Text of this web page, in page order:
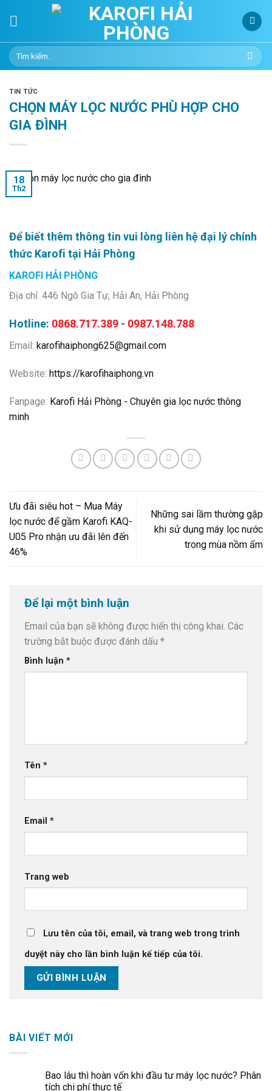
Tìm
kiếm:
TIN TỨC
CHỌN MÁY LỌC NƯỚC PHÙ HỢP CHO
GIA ĐÌNH
18
Th2
Để biết thêm thông tin vui lòng liên hệ đại lý chính
thức Karofi tại Hải Phòng
KAROFI HẢI PHÒNG
Địa chỉ: 446 Ngô Gia Tự, Hải An, Hải Phòng
Hotline: 0868.717.389 - 0987.148.788
Email: karofihaiphong625@gmail.com
Website: https://karofihaiphong.vn
Fanpage: Karofi Hải Phòng - Chuyên gia lọc nước thông
minh
Ưu đãi siêu hot – Mua Máy
lọc nước để gầm Karofi KAQ-
U05 Pro nhận ưu đãi lên đến
46%
Những sai lầm thường gặp
khi sử dụng máy lọc nước
trong mùa nồm ẩm
Để lại một bình luận
Email của bạn sẽ không được hiển thị công khai. Các
trường bắt buộc được đánh dấu *
Bình luận *
Tên *
Email *
Trang web
Lưu tên của tôi, email, và trang web trong trình
duyệt này cho lần bình luận kế tiếp của tôi.
BÀI VIẾT MỚI
Bao lâu thì hoàn vốn khi đầu tư máy lọc nước? Phân
tích chi phí thực tế